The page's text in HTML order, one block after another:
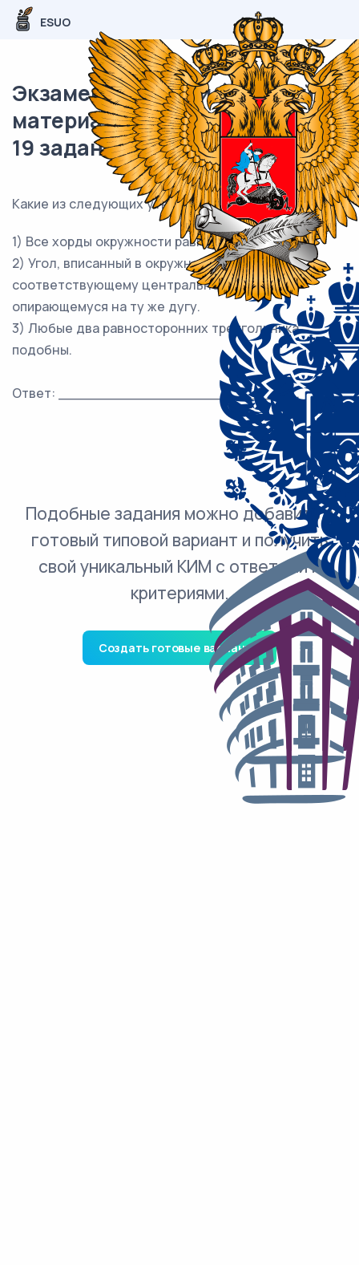
ESUO
Экзаменационный (типовой)
материал ОГЭ / Математика /
19 задания (24) / 74
Какие из следующих утверждений верны?
1) Все хорды окружности равны между собой.
2) Угол, вписанный в окружность, равен
соответствующему центральному углу,
опирающемуся на ту же дугу.
3) Любые два равносторонних треугольника
подобны.
Ответ: ___________________________.
Подобные задания можно добавить в
готовый типовой вариант и получить
свой уникальный КИМ с ответами и
критериями.
Создать готовые варианты